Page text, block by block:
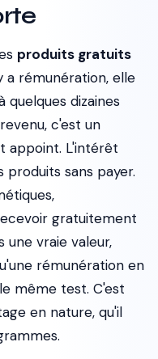
produits gratuits
a rémunération, elle
quelques dizaines
c'est un
appoint. L'intérêt
sans payer.
gratuitement
vraie valeur,
rémunération en
même test. C'est
en nature, qu'il